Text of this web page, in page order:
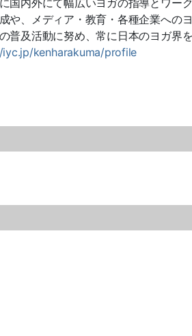
国内外にて幅広いヨガの指導とワー
や、メディア・教育・各種企業への
普及活動に努め、常に日本のヨガ界
kenharakuma/profile